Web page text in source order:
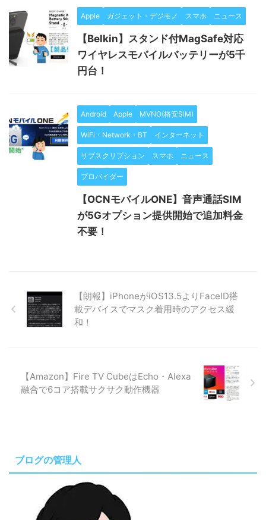
Apple ガジェット・デジモノ スマホ ニュース
【Belkin】スタンド付MagSafe対応
ワイヤレスモバイルバッテリーが5千
円台！
Android Apple MVNO(格安SIM)
WiFi・Network・BT インターネット
サブスクリプション スマホ ニュース
プロバイダー
【OCNモバイルONE】音声通話SIM
が5Gオプション提供開始で追加料金
不要！
【朗報】iPhoneがiOS13.5よりFaceID搭
載デバイスでマスク着用時のアクセス緩
和！
【Amazon】Fire TV CubeはEcho・Alexa
融合で6コア搭載サクサク動作機器
ブログの管理人